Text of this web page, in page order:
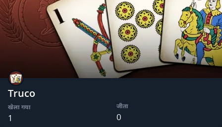
Truco
खेला गया
1
जीता
0